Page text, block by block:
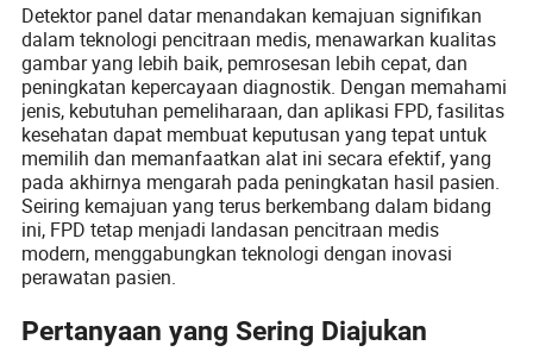
Detektor panel datar menandakan kemajuan signifikan
dalam teknologi pencitraan medis, menawarkan kualitas
gambar yang lebih baik, pemrosesan lebih cepat, dan
peningkatan kepercayaan diagnostik. Dengan memahami
jenis, kebutuhan pemeliharaan, dan aplikasi FPD, fasilitas
kesehatan dapat membuat keputusan yang tepat untuk
memilih dan memanfaatkan alat ini secara efektif, yang
pada akhirnya mengarah pada peningkatan hasil pasien.
Seiring kemajuan yang terus berkembang dalam bidang
ini, FPD tetap menjadi landasan pencitraan medis
modern, menggabungkan teknologi dengan inovasi
perawatan pasien.
Pertanyaan yang Sering Diajukan